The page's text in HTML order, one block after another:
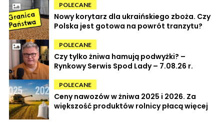
POLECANE
Nowy korytarz dla ukraińskiego zboża. Czy
Polska jest gotowa na powrót tranzytu?
POLECANE
Czy tylko żniwa hamują podwyżki? –
Rynkowy Serwis Spod Lady – 7.08.26 r.
POLECANE
Ceny nawozów w żniwa 2025 i 2026. Za
większość produktów rolnicy płacą więcej